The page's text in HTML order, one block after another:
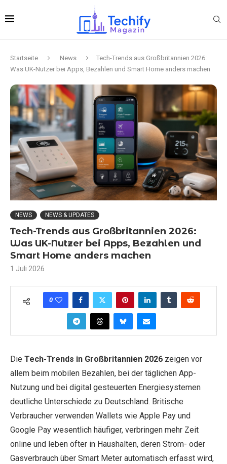
Startseite News
Tech-Trends aus Großbritannien 2026:
Was UK-Nutzer bei Apps, Bezahlen und Smart Home anders machen
NEWS NEWS & UPDATES
Tech-Trends aus Großbritannien 2026:
Was UK-Nutzer bei Apps, Bezahlen und
Smart Home anders machen
1 Juli 2026
0
Die Tech-Trends in Großbritannien 2026 zeigen vor
allem beim mobilen Bezahlen, bei der täglichen App-
Nutzung und bei digital gesteuerten Energiesystemen
deutliche Unterschiede zu Deutschland. Britische
Verbraucher verwenden Wallets wie Apple Pay und
Google Pay wesentlich häufiger, verbringen mehr Zeit
online und leben öfter in Haushalten, deren Strom- oder
Gasverbrauch über Smart Meter automatisch erfasst wird,